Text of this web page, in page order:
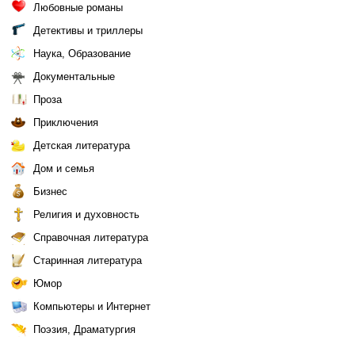
Любовные романы
Детективы и триллеры
Наука, Образование
Документальные
Проза
Приключения
Детская литература
Дом и семья
Бизнес
Религия и духовность
Справочная литература
Старинная литература
Юмор
Компьютеры и Интернет
Поэзия, Драматургия